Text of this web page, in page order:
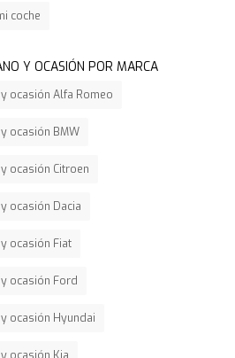
coche
Y OCASIÓN POR MARCA
ocasión Alfa Romeo
ocasión BMW
ocasión Citroen
ocasión Dacia
ocasión Fiat
ocasión Ford
ocasión Hyundai